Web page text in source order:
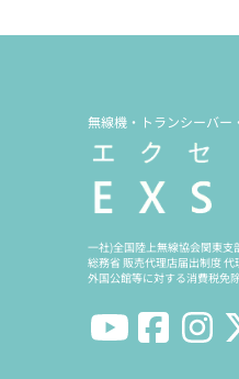
無線機・トランシーバー
一社)全国陸上無線協会関東支
総務省 販売代理店届出制度
外国公館等に対する消費税免